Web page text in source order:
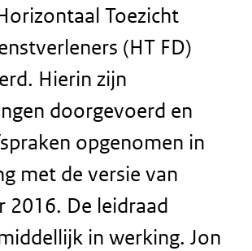
Toezicht
(HT FD)
Hierin zijn
doorgevoerd en
opgenomen in
met de versie van
2016. De leidraad
in werking. Jon